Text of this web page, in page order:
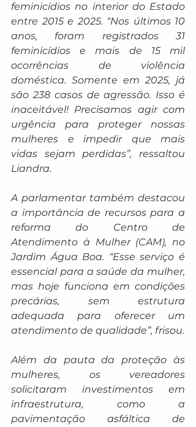
feminicídios no interior do Estado
entre 2015 e 2025. “Nos últimos 10
anos, foram registrados 31
feminicídios e mais de 15 mil
ocorrências de violência
doméstica. Somente em 2025, já
são 238 casos de agressão. Isso é
inaceitável! Precisamos agir com
urgência para proteger nossas
mulheres e impedir que mais
vidas sejam perdidas”, ressaltou
Liandra.
A parlamentar também destacou
a importância de recursos para a
reforma do Centro de
Atendimento à Mulher (CAM), no
Jardim Água Boa. “Esse serviço é
essencial para a saúde da mulher,
mas hoje funciona em condições
precárias, sem estrutura
adequada para oferecer um
atendimento de qualidade”, frisou.
Além da pauta da proteção às
mulheres, os vereadores
solicitaram investimentos em
infraestrutura, como a
pavimentação asfáltica de